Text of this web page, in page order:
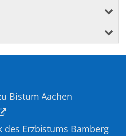
Bistum Aachen
des Erzbistums Bamberg